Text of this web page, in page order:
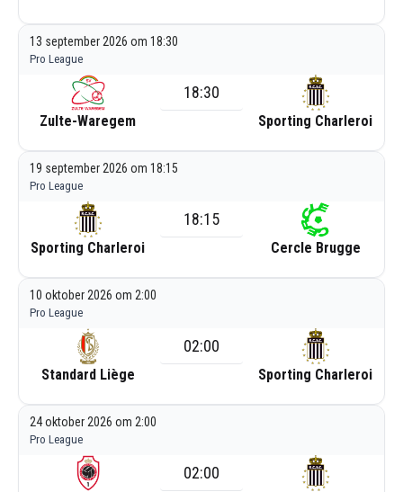
13 september 2026 om 18:30
Pro League
Zulte-Waregem
18:30
Sporting Charleroi
19 september 2026 om 18:15
Pro League
Sporting Charleroi
18:15
Cercle Brugge
10 oktober 2026 om 2:00
Pro League
Standard Liège
02:00
Sporting Charleroi
24 oktober 2026 om 2:00
Pro League
02:00